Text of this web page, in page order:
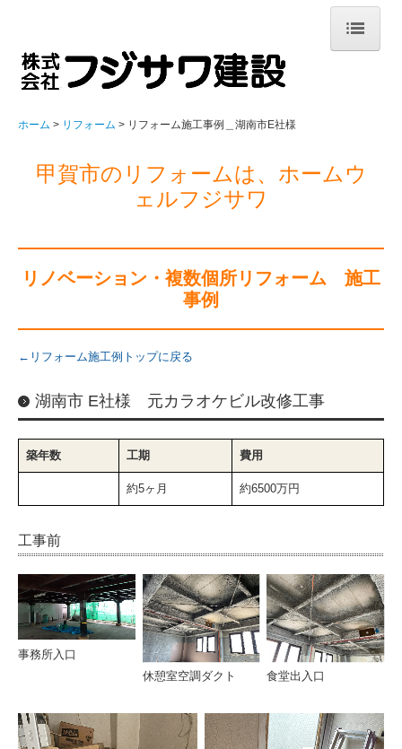
ホーム
新築施工事例
スタッフ紹介
会社概要
フジサワのサービス
一般建築事業
土木事業
システム建築事業
太陽光事業
リフォーム
ホーム リフォーム リフォーム施工事例＿湖南市E社様
甲賀市のリフォームは、ホームウ
ェルフジサワ
リノベーション・複数個所リフォーム 施工
事例
←リフォーム施工例トップに戻る
湖南市 E社様 元カラオケビル改修工事
築年数 工期 費用
約5ヶ月 約6500万円
工事前
事務所入口
休憩室空調ダクト
食堂出入口